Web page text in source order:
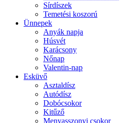
Sírdíszek
Temetési koszorú
Ünnepek
Anyák napja
Húsvét
Karácsony
Nőnap
Valentin-nap
Esküvő
Asztaldísz
Autódísz
Dobócsokor
Kitűző
Menyasszonyi csokor